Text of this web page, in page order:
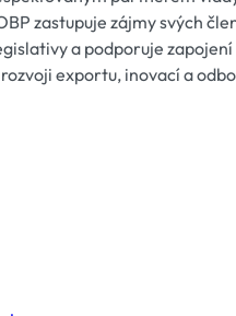
zastupuje zájmy svých
a podporuje
exportu, inovací a